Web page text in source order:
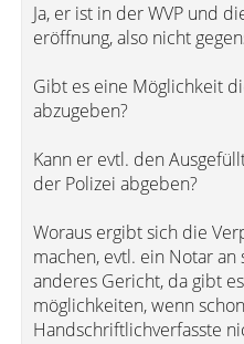
Ja, er ist in der WVP und
eröffnung, also nicht
Gibt es eine Möglichkeit
abzugeben?
Kann er evtl. den
der Polizei abgeben?
Woraus ergibt sich die
machen, evtl. ein Notar
anderes Gericht, da gibt
möglichkeiten, wenn
Handschriftlichverfasste